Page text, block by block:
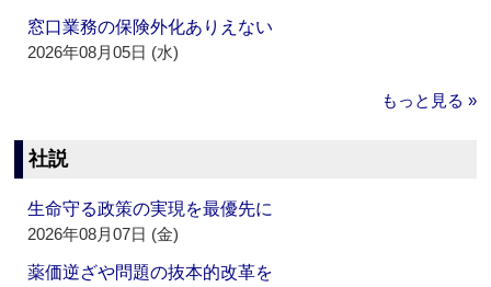
窓口業務の保険外化ありえない
2026年08月05日 (水)
もっと見る »
社説
生命守る政策の実現を最優先に
2026年08月07日 (金)
薬価逆ざや問題の抜本的改革を